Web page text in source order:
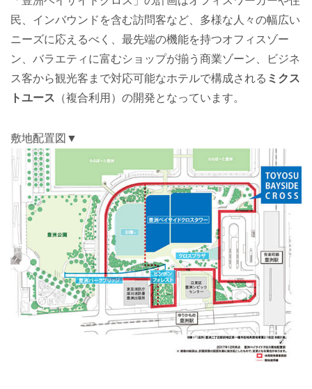
民、インバウンドを含む訪問客など、多様な人々の幅広い
ニーズに応えるべく、最先端の機能を持つオフィスゾー
ン、バラエティに富むショップが揃う商業ゾーン、ビジネ
ス客から観光客まで対応可能なホテルで構成される ミクス
トユース （複合利用）の開発となっています。
敷地配置図▼